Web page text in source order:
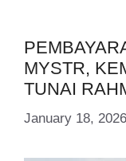
MYSTR,
TUNAI
January 18, 2026